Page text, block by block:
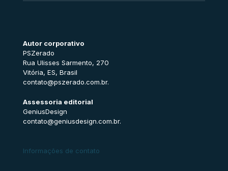
Autor corporativo
PSZerado
Rua Ulisses Sarmento, 270
Vitória, ES, Brasil
contato@pszerado.com.br.
Assessoria editorial
GeniusDesign
contato@geniusdesign.com.br.
Informações de contato